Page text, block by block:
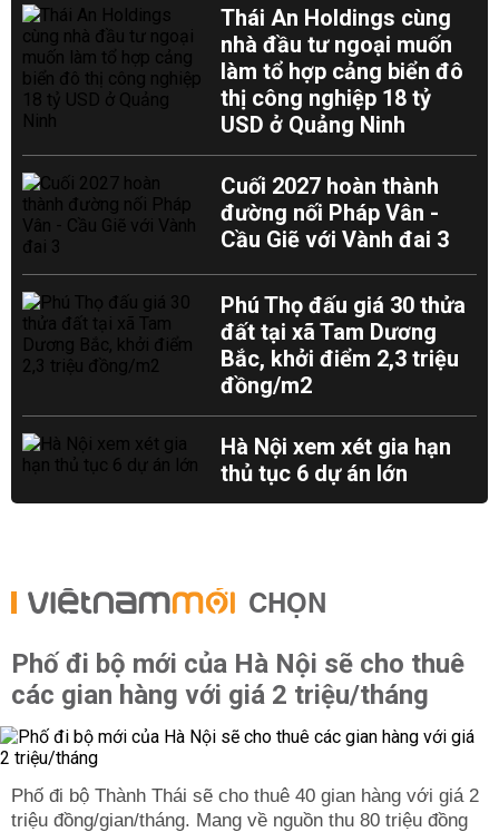
Thái An Holdings cùng
nhà đầu tư ngoại muốn
làm tổ hợp cảng biển đô
thị công nghiệp 18 tỷ
USD ở Quảng Ninh
Cuối 2027 hoàn thành
đường nối Pháp Vân -
Cầu Giẽ với Vành đai 3
Phú Thọ đấu giá 30 thửa
đất tại xã Tam Dương
Bắc, khởi điểm 2,3 triệu
đồng/m2
Hà Nội xem xét gia hạn
thủ tục 6 dự án lớn
CHỌN
Phố đi bộ mới của Hà Nội sẽ cho thuê
các gian hàng với giá 2 triệu/tháng
Phố đi bộ Thành Thái sẽ cho thuê 40 gian hàng với giá 2
triệu đồng/gian/tháng. Mang về nguồn thu 80 triệu đồng